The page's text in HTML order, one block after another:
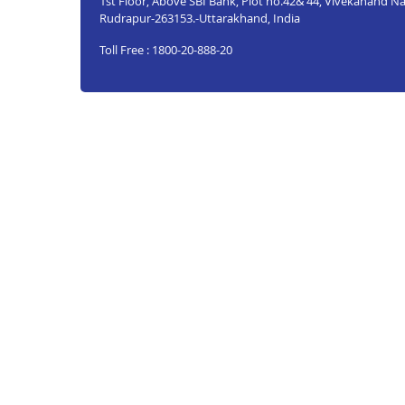
Rudrapur-263153.-Uttarakhand, India
Toll Free : 1800-20-888-20